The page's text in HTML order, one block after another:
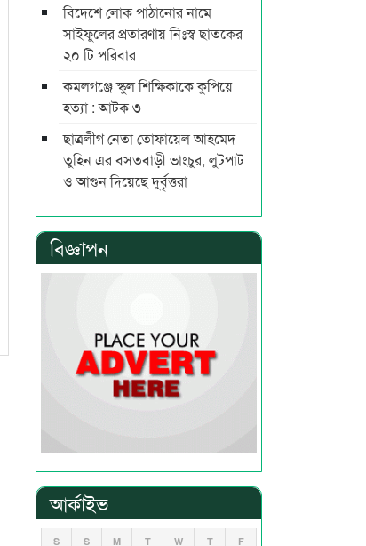
বিদেশে লোক পাঠানোর নামে
সাইফুলের প্রতারণায় নিঃস্ব ছাতকের
২০ টি পরিবার
কমলগঞ্জে স্কুল শিক্ষিকাকে কুপিয়ে
হত্যা : আটক ৩
ছাত্রলীগ নেতা তোফায়েল আহমেদ
তুহিন এর বসতবাড়ী ভাংচুর, লুটপাট
ও আগুন দিয়েছে দুর্বৃত্তরা
বিজ্ঞাপন
আর্কাইভ
S S M T W T F